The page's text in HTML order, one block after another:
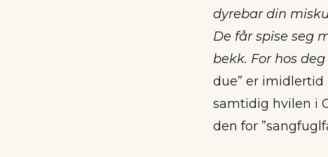
dyrebar din
De får spise seg
bekk. For hos
due” er
samtidig hvilen i
den for